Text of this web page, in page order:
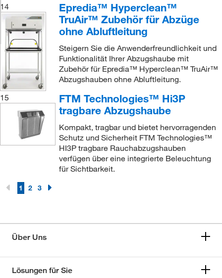
14
Epredia™ Hyperclean™
TruAir™ Zubehör für Abzüge
ohne Abluftleitung
Steigern Sie die Anwenderfreundlichkeit und
Funktionalität Ihrer Abzugshaube mit
Zubehör für Epredia™ Hyperclean™ TruAir™
Abzugshauben ohne Abluftleitung.
15
FTM Technologies™ Hi3P
tragbare Abzugshaube
Kompakt, tragbar und bietet hervorragenden
Schutz und Sicherheit FTM Technologies™
HI3P tragbare Rauchabzugshauben
verfügen über eine integrierte Beleuchtung
für Sichtbarkeit.
1 2 3
Über Uns
Lösungen für Sie